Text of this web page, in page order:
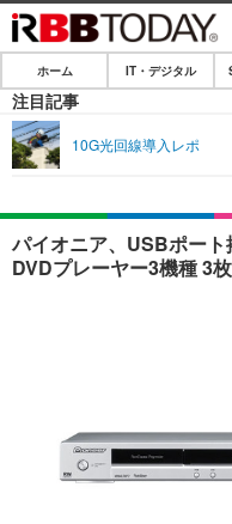
ホーム
IT・デジタル
ネタ
ショッピング
エンタメ
エンタメTOP
ショッピング
その他
ホーム IT・デジタル
注目記事
10G光回線導入レポ
パイオニア、USBポー
DVDプレーヤー3機種 3